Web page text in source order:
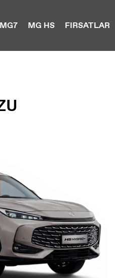
MG7 MG HS FIRSATLAR